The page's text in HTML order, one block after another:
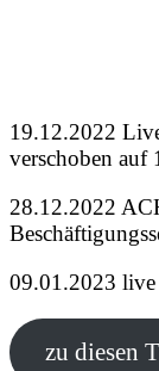
19.12.2022
verschoben auf
28.12.2022
09.01.2023 live
zu diesen